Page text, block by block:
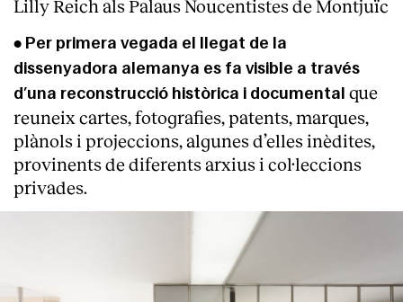
Lilly Reich als Palaus Noucentistes de Montjuïc
• Per primera vegada el llegat de la
dissenyadora alemanya es fa visible a través
d’una reconstrucció històrica i documental que
reuneix cartes, fotografies, patents, marques,
plànols i projeccions, algunes d’elles inèdites,
provinents de diferents arxius i col·leccions
privades.